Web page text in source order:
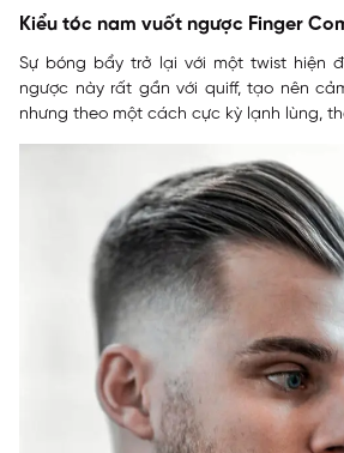
Kiểu tóc nam vuốt ngược Finger
Sự bóng bẩy trở lại với một twist hiện
ngược này rất gần với quiff, tạo nên
nhưng theo một cách cực kỳ lạnh lùng,